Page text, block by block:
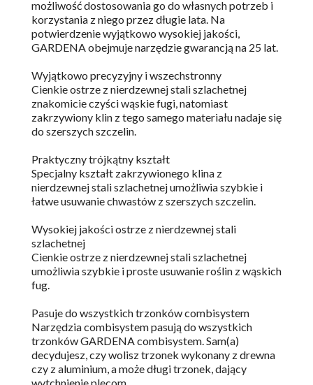
możliwość dostosowania go do własnych potrzeb i
korzystania z niego przez długie lata. Na
potwierdzenie wyjątkowo wysokiej jakości,
GARDENA obejmuje narzędzie gwarancją na 25 lat.
Wyjątkowo precyzyjny i wszechstronny
Cienkie ostrze z nierdzewnej stali szlachetnej
znakomicie czyści wąskie fugi, natomiast
zakrzywiony klin z tego samego materiału nadaje się
do szerszych szczelin.
Praktyczny trójkątny kształt
Specjalny kształt zakrzywionego klina z
nierdzewnej stali szlachetnej umożliwia szybkie i
łatwe usuwanie chwastów z szerszych szczelin.
Wysokiej jakości ostrze z nierdzewnej stali
szlachetnej
Cienkie ostrze z nierdzewnej stali szlachetnej
umożliwia szybkie i proste usuwanie roślin z wąskich
fug.
Pasuje do wszystkich trzonków combisystem
Narzędzia combisystem pasują do wszystkich
trzonków GARDENA combisystem. Sam(a)
decydujesz, czy wolisz trzonek wykonany z drewna
czy z aluminium, a może długi trzonek, dający